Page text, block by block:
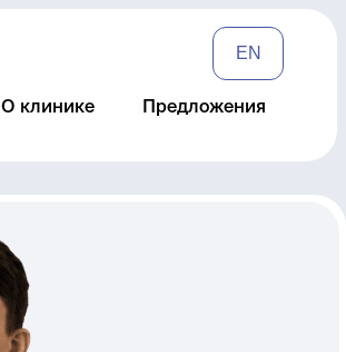
EN
О клинике Предложения